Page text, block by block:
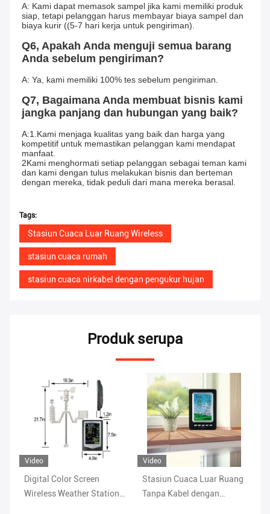
A: Kami dapat memasok sampel jika kami memiliki produk
siap, tetapi pelanggan harus membayar biaya sampel dan
biaya kurir ((5-7 hari kerja untuk pengiriman).
Q6, Apakah Anda menguji semua barang
Anda sebelum pengiriman?
A: Ya, kami memiliki 100% tes sebelum pengiriman.
Q7, Bagaimana Anda membuat bisnis kami
jangka panjang dan hubungan yang baik?
A:1.Kami menjaga kualitas yang baik dan harga yang
kompetitif untuk memastikan pelanggan kami mendapat
manfaat.
2Kami menghormati setiap pelanggan sebagai teman kami
dan kami dengan tulus melakukan bisnis dan berteman
dengan mereka, tidak peduli dari mana mereka berasal.
Tags:
Stasiun Cuaca Luar Ruang Wireless
stasiun cuaca rumah
stasiun cuaca nirkabel dengan pengukur hujan
Produk serupa
Video
Stasiun Cuaca Luar Ruang
Tanpa Kabel dengan
Jangkauan Hujan 0
sampai 9 Stasiun Cuaca